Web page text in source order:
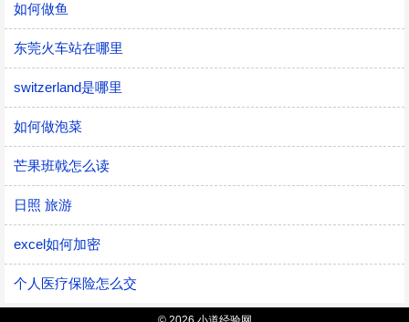
如何做鱼
东莞火车站在哪里
switzerland是哪里
如何做泡菜
芒果班戟怎么读
日照 旅游
excel如何加密
个人医疗保险怎么交